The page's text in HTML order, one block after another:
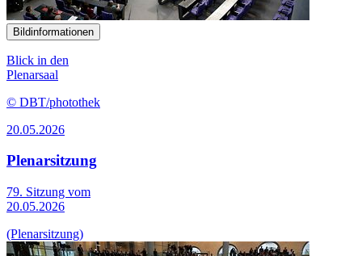
Bildinformationen
Blick in den
Plenarsaal
© DBT/photothek
20.05.2026
Plenarsitzung
79. Sitzung vom
20.05.2026
(Plenarsitzung)